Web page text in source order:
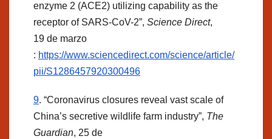
enzyme 2 (ACE2) utilizing capability as the
receptor of SARS-CoV-2”, Science Direct,
19 de marzo
: https://www.sciencedirect.com/science/article/
pii/S1286457920300496
9. “Coronavirus closures reveal vast scale of
China’s secretive wildlife farm industry”, The
Guardian, 25 de